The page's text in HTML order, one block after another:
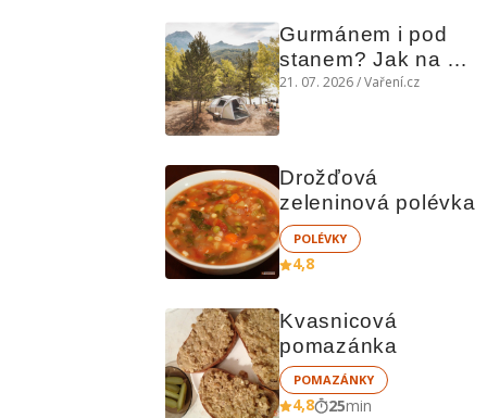
Gurmánem i pod
stanem? Jak na
polní kuchyni a na
21. 07. 2026 / Vaření.cz
Drožďová
zeleninová polévka
POLÉVKY
4,8
Kvasnicová
pomazánka
POMAZÁNKY
4,8 25min